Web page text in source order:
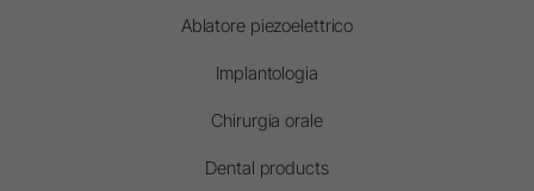
Ablatore piezoelettrico
Implantologia
Chirurgia orale
Dental products